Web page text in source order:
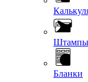
Штампы
Бланки